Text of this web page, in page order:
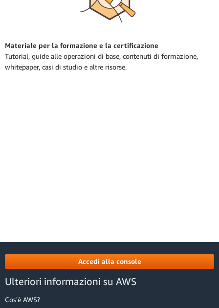
Materiale per la formazione e la certificazione
Tutorial, guide alle operazioni di base, contenuti di formazione,
whitepaper, casi di studio e altre risorse.
Accedi alla console
Ulteriori informazioni su AWS
Cos'è AWS?